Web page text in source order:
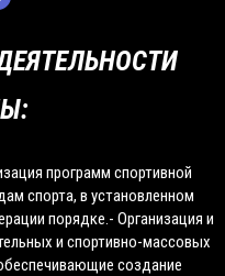
программ спортивной
спорта, в установленном
порядке.- Организация и
и спортивно-массовых
создание